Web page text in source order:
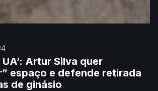
UA’: Artur Silva quer
espaço e defende retirada
de ginásio